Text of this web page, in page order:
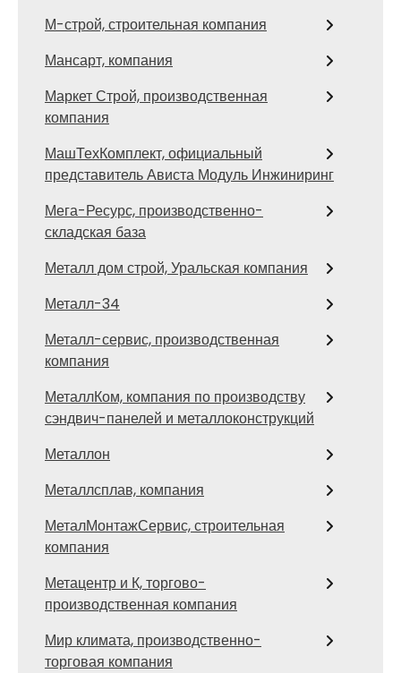
М-строй, строительная компания
Мансарт, компания
Маркет Строй, производственная
компания
МашТехКомплект, официальный
представитель Ависта Модуль Инжиниринг
Мега-Ресурс, производственно-
складская база
Металл дом строй, Уральская компания
Металл-34
Металл-сервис, производственная
компания
МеталлКом, компания по производству
сэндвич-панелей и металлоконструкций
Металлон
Металлсплав, компания
МеталМонтажСервис, строительная
компания
Метацентр и К, торгово-
производственная компания
Мир климата, производственно-
торговая компания